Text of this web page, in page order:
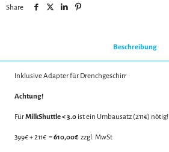
Share
Beschreibung
Inklusive Adapter für Drenchgeschirr
Achtung!
FürMilkShuttle < 3.0 ist ein Umbausatz (211€) nötig!
399€ + 211€ =610,00€ zzgl. MwSt